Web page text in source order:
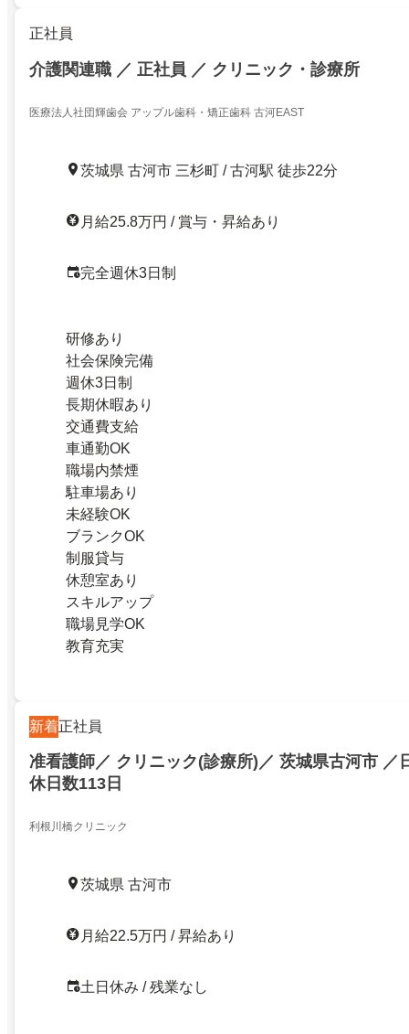
正社員
介護関連職 ／ 正社員 ／ クリニック・診療所
医療法人社団輝歯会 アップル歯科・矯正歯科 古河EAST
茨城県 古河市 三杉町 / 古河駅 徒歩22分
月給25.8万円 / 賞与・昇給あり
完全週休3日制
研修あり
社会保険完備
週休3日制
長期休暇あり
交通費支給
車通勤OK
職場内禁煙
駐車場あり
未経験OK
ブランクOK
制服貸与
休憩室あり
スキルアップ
職場見学OK
教育充実
新着正社員
准看護師／ クリニック(診療所)／ 茨城県古河市 ／
休日数113日
利根川橋クリニック
茨城県 古河市
月給22.5万円 / 昇給あり
土日休み / 残業なし